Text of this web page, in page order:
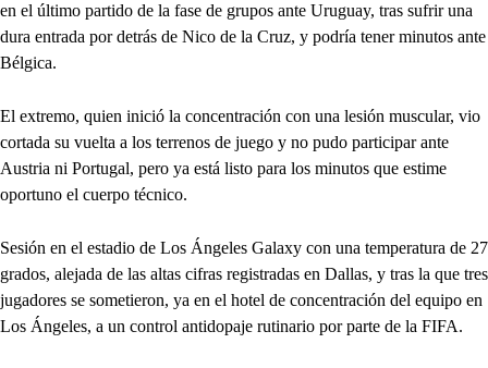
en el último partido de la fase de grupos ante Uruguay, tras sufrir una
dura entrada por detrás de Nico de la Cruz, y podría tener minutos ante
Bélgica.
El extremo, quien inició la concentración con una lesión muscular, vio
cortada su vuelta a los terrenos de juego y no pudo participar ante
Austria ni Portugal, pero ya está listo para los minutos que estime
oportuno el cuerpo técnico.
Sesión en el estadio de Los Ángeles Galaxy con una temperatura de 27
grados, alejada de las altas cifras registradas en Dallas, y tras la que tres
jugadores se sometieron, ya en el hotel de concentración del equipo en
Los Ángeles, a un control antidopaje rutinario por parte de la FIFA.